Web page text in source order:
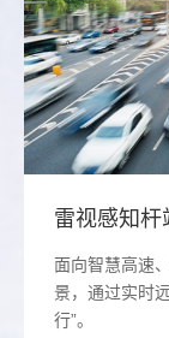
雷视感知杆
面向智慧高速
景，通过实时
行”。